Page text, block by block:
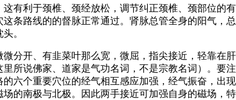
有利于颈椎、颈经放松，调节纠正颈椎、颈部位的
条路线的的督脉正常通过。肾脉总管全身的阳气，
。
分开、有韭菜叶那么宽，微屈，指尖接近，轻靠在
所说佛家、道家是气功名词，不是宗教名词）。要
六个重要穴位的经气相互感应加强，经气振奋，出
的南极与北极。因此两手接近可加强自身的磁场，